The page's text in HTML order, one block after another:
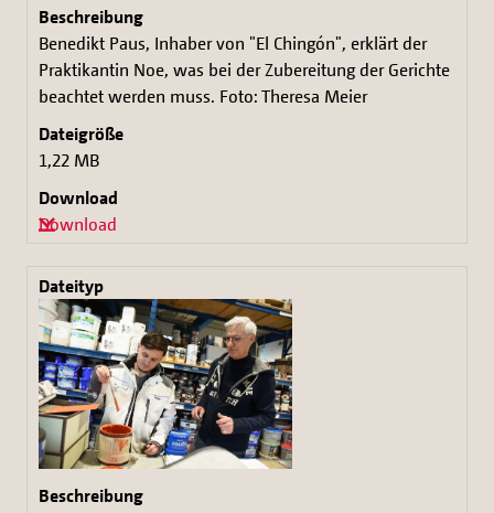
Benedikt Paus, Inhaber von "El Chingón", erklärt der
Praktikantin Noe, was bei der Zubereitung der Gerichte
beachtet werden muss. Foto: Theresa Meier
1,22 MB
Download